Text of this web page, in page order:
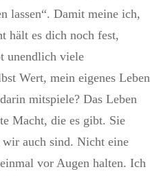
lassen“. Damit meine ich,
hält es dich noch fest,
unendlich viele
Wert, mein eigenes Leben
mitspiele? Das Leben
Macht, die es gibt. Sie
wir auch sind. Nicht eine
vor Augen halten. Ich